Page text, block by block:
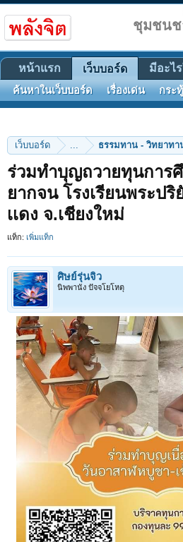
เว็บบอร์ด ... ธรรมทาน - วิทยาทา
ร่วมทําบุญถวายทุนการ
ยากจน โรงเรียนพระป
เเดง จ.เชียงใหม่
แท็ก: เพิ่มแท็ก
ศิษย์รุ่นจิ๋ว
นิพพานัง ปัจจโยโหตุ
ชุมชนช
หน้าแรก เว็บบอร์ด
ค้นหาในเว็บบอร์ด เรื่องเด่น กระ
มีอะไ